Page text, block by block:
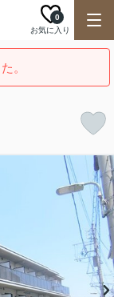
お気に入り
0
。